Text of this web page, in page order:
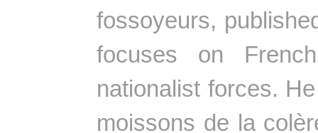
fossoyeurs,
focuses on
nationalist forces.
moissons de la